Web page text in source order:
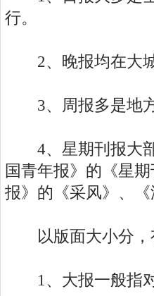
行。
2、晚报均在大城
3、周报多是地方
4、星期刊报大部
国青年报》的《星
报》的《采风》、
以版面大小分，
1、大报一般指对